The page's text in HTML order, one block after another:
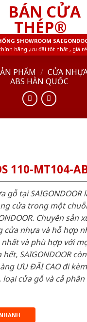
SHOWROOM
hãng ,ưu đãi tốt nhất , giá
PHẨM / CỬA
ABS HÀN QUỐC
110-MT104-
gỗ tại
cửa trong một
Chuyên sản
cửa nhựa và hỗ hợp
và phù hợp với
SAIGONDOOR
ƯU ĐÃI CAO đi
loại cửa gỗ và cả